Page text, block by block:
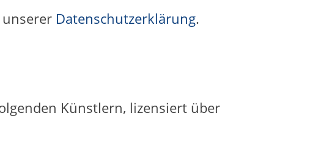
Datenschutzerklärung.
Künstlern, lizensiert über